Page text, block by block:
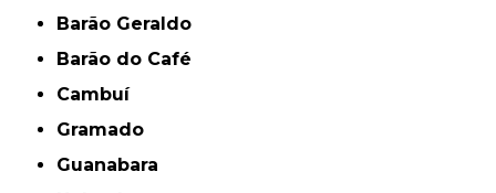
Barão Geraldo
Barão do Café
Cambuí
Gramado
Guanabara